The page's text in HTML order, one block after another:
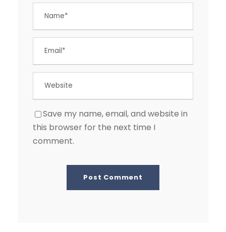
Save my name, email, and website in
this browser for the next time I
comment.